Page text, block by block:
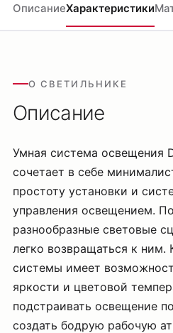
ОписаниеХарактеристики
О СВЕТИЛЬНИКЕ
Описание
Умная система освещения
сочетает в себе
простоту установки и
управления освещением.
разнообразные световые
легко возвращаться к
системы имеет
яркости и цветовой
подстраивать освещение
создать бодрую рабочую